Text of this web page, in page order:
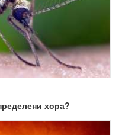
хора?